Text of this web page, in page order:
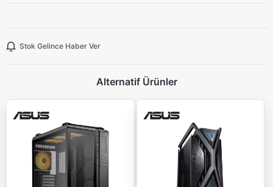
Stok Gelince Haber Ver
Alternatif Ürünler